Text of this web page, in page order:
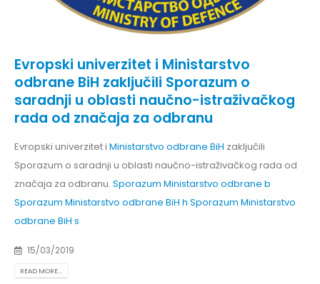
Evropski univerzitet i Ministarstvo
odbrane BiH zaključili Sporazum o
saradnji u oblasti naučno-istraživačkog
rada od značaja za odbranu
Evropski univerzitet i Ministarstvo odbrane BiH zaključili
Sporazum o saradnji u oblasti naučno-istraživačkog rada od
značaja za odbranu. Sporazum Ministarstvo odbrane b
Sporazum Ministarstvo odbrane BiH h Sporazum Ministarstvo
odbrane BiH s
15/03/2019
READ MORE...